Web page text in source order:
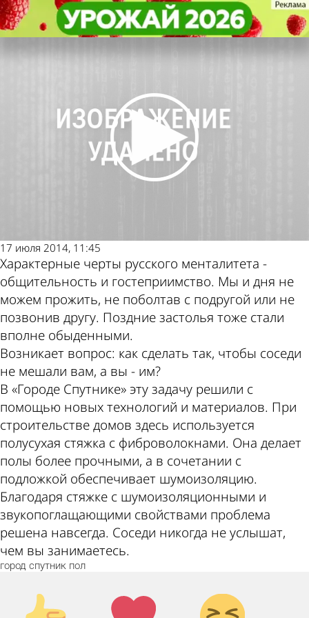
Современная стяжка спасает
жителей «Спутника» от шума
Общество
17 июля 2014, 11:45
Характерные черты русского менталитета -
общительность и гостеприимство. Мы и дня не
можем прожить, не поболтав с подругой или не
позвонив другу. Поздние застолья тоже стали
вполне обыденными.
Возникает вопрос: как сделать так, чтобы соседи
не мешали вам, а вы - им?
В «Городе Спутнике» эту задачу решили с
помощью новых технологий и материалов. При
строительстве домов здесь используется
полусухая стяжка с фиброволокнами. Она делает
полы более прочными, а в сочетании с
подложкой обеспечивает шумоизоляцию.
Благодаря стяжке с шумоизоляционными и
звукопоглащающими свойствами проблема
решена навсегда. Соседи никогда не услышат,
чем вы занимаетесь.
город спутник пол
Палец
Лайк!
Дикий
Современная стяжка спасает
жителей «Спутника» от шума
Общество
Другие новости по
теме
Погода и курсы
валют в Пензе